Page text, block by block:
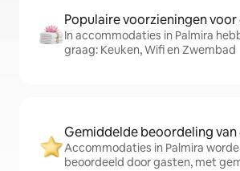
Populaire voorzieningen
In accommodaties in Palmira
graag: Keuken, Wifi en Zwembad
Gemiddelde beoordeling van
Accommodaties in Palmira
beoordeeld door gasten, met